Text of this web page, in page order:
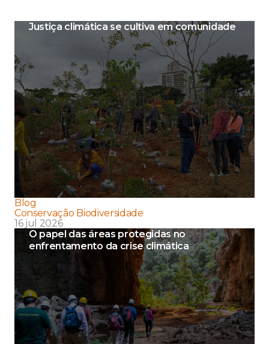
Justiça climática se cultiva em comunidade
Blog
Conservação Biodiversidade
16 jul 2026
O papel das áreas protegidas no
enfrentamento da crise climática